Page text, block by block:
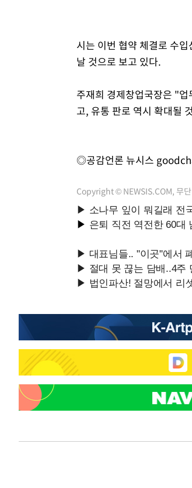
시는 이번 협약 체결로 수
날 것으로 보고 있다.
주재희 경제창업국장은 "
고, 유통 판로 역시 확대될
◎공감언론 뉴시스
Copyright © NEWSIS.COM, 무단